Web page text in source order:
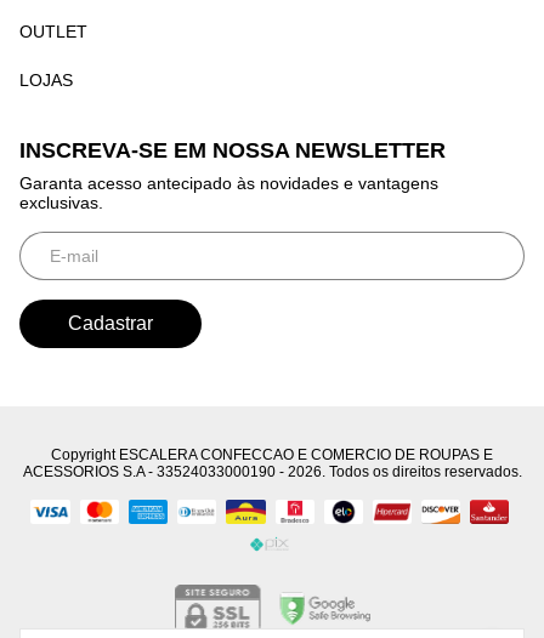
OUTLET
LOJAS
INSCREVA-SE EM NOSSA NEWSLETTER
Garanta acesso antecipado às novidades e vantagens
exclusivas.
Copyright ESCALERA CONFECCAO E COMERCIO DE ROUPAS E
ACESSORIOS S.A - 33524033000190 - 2026. Todos os direitos reservados.